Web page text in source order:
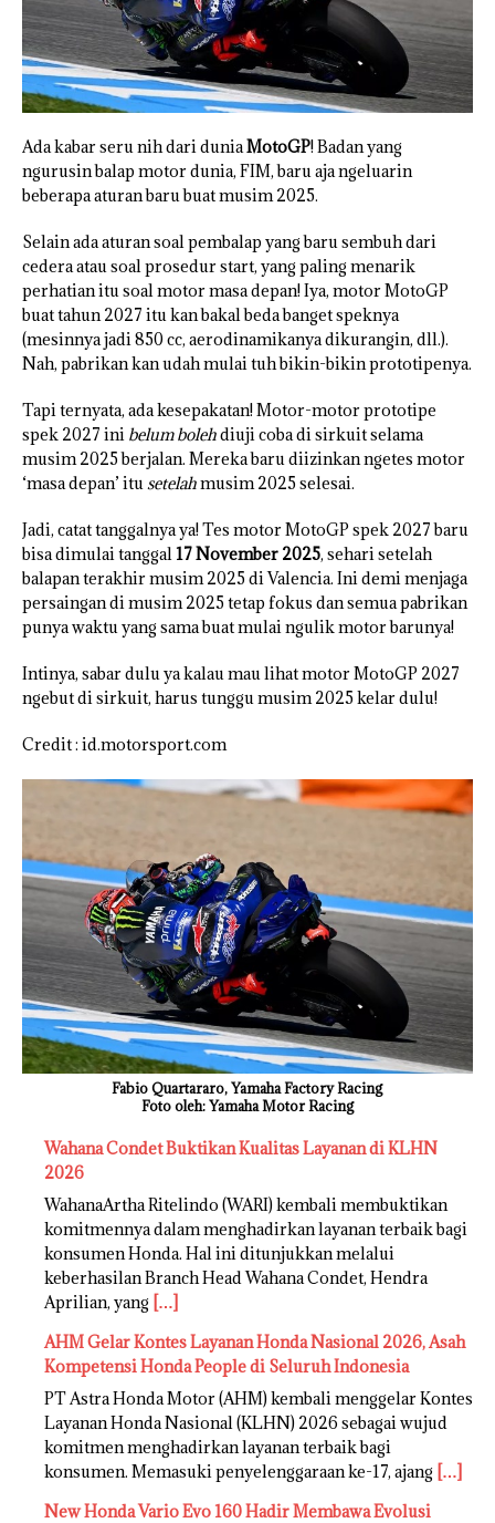
Ada kabar seru nih dari duniaMotoGP! Badan yang
ngurusin balap motor dunia, FIM, baru aja ngeluarin
beberapa aturan baru buat musim 2025.
Selain ada aturan soal pembalap yang baru sembuh dari
cedera atau soal prosedur start, yang paling menarik
perhatian itu soal motor masa depan! Iya, motor MotoGP
buat tahun 2027 itu kan bakal beda banget speknya
(mesinnya jadi 850 cc, aerodinamikanya dikurangin, dll.).
Nah, pabrikan kan udah mulai tuh bikin-bikin prototipenya.
Tapi ternyata, ada kesepakatan! Motor-motor prototipe
spek 2027 ini belum bolehdiuji coba di sirkuit selama
musim 2025 berjalan. Mereka baru diizinkan ngetes motor
‘masa depan’ itusetelahmusim 2025 selesai.
Jadi, catat tanggalnya ya! Tes motor MotoGP spek 2027 baru
bisa dimulai tanggal17 November 2025, sehari setelah
balapan terakhir musim 2025 di Valencia. Ini demi menjaga
persaingan di musim 2025 tetap fokus dan semua pabrikan
punya waktu yang sama buat mulai ngulik motor barunya!
Intinya, sabar dulu ya kalau mau lihat motor MotoGP 2027
ngebut di sirkuit, harus tunggu musim 2025 kelar dulu!
Credit : id.motorsport.com
Fabio Quartararo, Yamaha Factory Racing
Foto oleh: Yamaha Motor Racing
Wahana Condet Buktikan Kualitas Layanan di KLHN
2026
WahanaArtha Ritelindo (WARI) kembali membuktikan
komitmennya dalam menghadirkan layanan terbaik bagi
konsumen Honda. Hal ini ditunjukkan melalui
keberhasilan Branch Head Wahana Condet, Hendra
Aprilian, yang […]
AHM Gelar Kontes Layanan Honda Nasional 2026, Asah
Kompetensi Honda People di Seluruh Indonesia
PT Astra Honda Motor (AHM) kembali menggelar Kontes
Layanan Honda Nasional (KLHN) 2026 sebagai wujud
komitmen menghadirkan layanan terbaik bagi
konsumen. Memasuki penyelenggaraan ke-17, ajang […]
New Honda Vario Evo 160 Hadir Membawa Evolusi